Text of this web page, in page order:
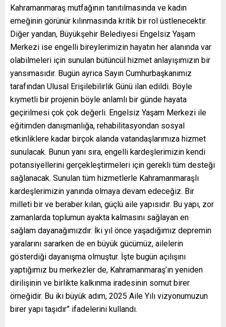
Kahramanmaraş mutfağının tanıtılmasında ve kadın
emeğinin görünür kılınmasında kritik bir rol üstlenecektir.
Diğer yandan, Büyükşehir Belediyesi Engelsiz Yaşam
Merkezi ise engelli bireylerimizin hayatın her alanında var
olabilmeleri için sunulan bütüncül hizmet anlayışımızın bir
yansımasıdır. Bugün ayrıca Sayın Cumhurbaşkanımız
tarafından Ulusal Erişilebilirlik Günü ilan edildi. Böyle
kıymetli bir projenin böyle anlamlı bir günde hayata
geçirilmesi çok çok değerli. Engelsiz Yaşam Merkezi ile
eğitimden danışmanlığa, rehabilitasyondan sosyal
etkinliklere kadar birçok alanda vatandaşlarımıza hizmet
sunulacak. Bunun yanı sıra, engelli kardeşlerimizin kendi
potansiyellerini gerçekleştirmeleri için gerekli tüm desteği
sağlanacak. Sunulan tüm hizmetlerle Kahramanmaraşlı
kardeşlerimizin yanında olmaya devam edeceğiz. Bir
milleti bir ve beraber kılan, güçlü aile yapısıdır. Bu yapı, zor
zamanlarda toplumun ayakta kalmasını sağlayan en
sağlam dayanağımızdır. İki yıl önce yaşadığımız depremin
yaralarını sararken de en büyük gücümüz, ailelerin
gösterdiği dayanışma olmuştur. İşte bugün açılışını
yaptığımız bu merkezler de, Kahramanmaraş’ın yeniden
dirilişinin ve birlikte kalkınma iradesinin somut birer
örneğidir. Bu iki büyük adım, 2025 Aile Yılı vizyonumuzun
birer yapı taşıdır” ifadelerini kullandı.